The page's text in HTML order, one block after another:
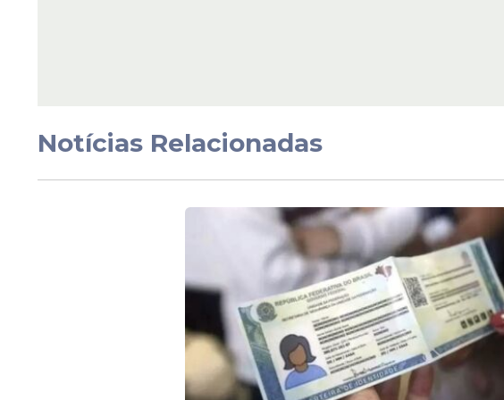
O diretor-presidente da Cehab, Paulo Lira, reforçou
Notícias Relacionadas